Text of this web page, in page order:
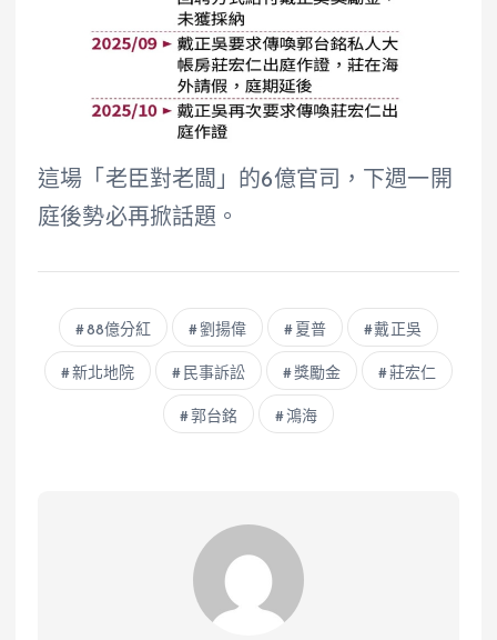
這場「老臣對老闆」的6億官司，下週一開
庭後勢必再掀話題。
88億分紅 劉揚偉 夏普 戴正吳
新北地院 民事訴訟 獎勵金 莊宏仁
郭台銘 鴻海